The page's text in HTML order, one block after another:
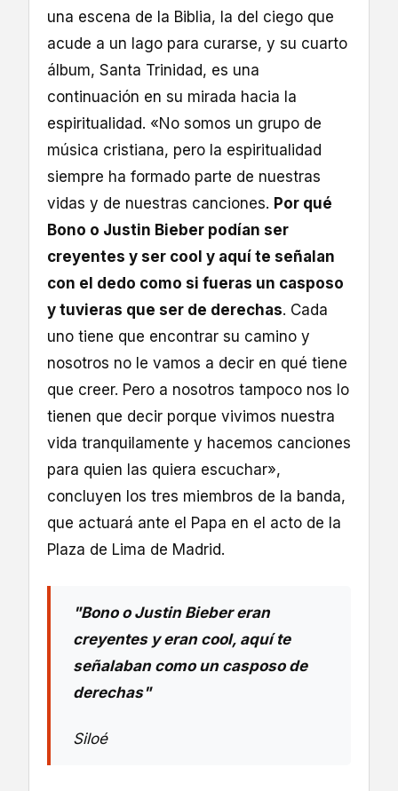
una escena de la Biblia, la del ciego que
acude a un lago para curarse, y su cuarto
álbum, Santa Trinidad, es una
continuación en su mirada hacia la
espiritualidad. «No somos un grupo de
música cristiana, pero la espiritualidad
siempre ha formado parte de nuestras
vidas y de nuestras canciones. Por qué
Bono o Justin Bieber podían ser
creyentes y ser cool y aquí te señalan
con el dedo como si fueras un casposo
y tuvieras que ser de derechas. Cada
uno tiene que encontrar su camino y
nosotros no le vamos a decir en qué tiene
que creer. Pero a nosotros tampoco nos lo
tienen que decir porque vivimos nuestra
vida tranquilamente y hacemos canciones
para quien las quiera escuchar»,
concluyen los tres miembros de la banda,
que actuará ante el Papa en el acto de la
Plaza de Lima de Madrid.
"Bono o Justin Bieber eran
creyentes y eran cool, aquí te
señalaban como un casposo de
derechas"
Siloé